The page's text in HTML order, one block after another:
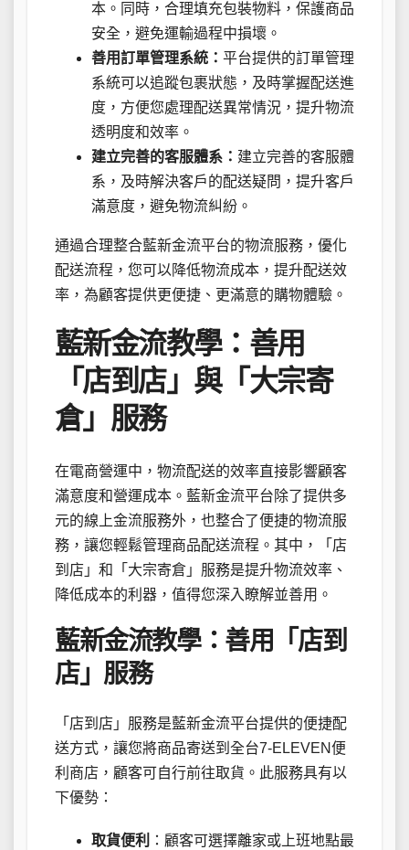
本。同時，合理填充包裝物料，保護商品
安全，避免運輸過程中損壞。
善用訂單管理系統： 平台提供的訂單管理
系統可以追蹤包裹狀態，及時掌握配送進
度，方便您處理配送異常情況，提升物流
透明度和效率。
建立完善的客服體系： 建立完善的客服體
系，及時解決客戶的配送疑問，提升客戶
滿意度，避免物流糾紛。
通過合理整合藍新金流平台的物流服務，優化
配送流程，您可以降低物流成本，提升配送效
率，為顧客提供更便捷、更滿意的購物體驗。
藍新金流教學：善用
「店到店」與「大宗寄
倉」服務
在電商營運中，物流配送的效率直接影響顧客
滿意度和營運成本。藍新金流平台除了提供多
元的線上金流服務外，也整合了便捷的物流服
務，讓您輕鬆管理商品配送流程。其中，「店
到店」和「大宗寄倉」服務是提升物流效率、
降低成本的利器，值得您深入瞭解並善用。
藍新金流教學：善用「店到
店」服務
「店到店」服務是藍新金流平台提供的便捷配
送方式，讓您將商品寄送到全台7-ELEVEN便
利商店，顧客可自行前往取貨。此服務具有以
下優勢：
取貨便利
：顧客可選擇離家或上班地點最